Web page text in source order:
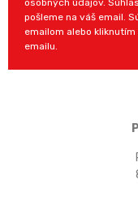
osobných údajov.
pošleme na váš email.
emailom alebo
emailu.